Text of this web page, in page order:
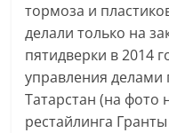
тормоза и
делали только на
пятидверки в 2014
управления делами
Татарстан (на фото
рестайлинга